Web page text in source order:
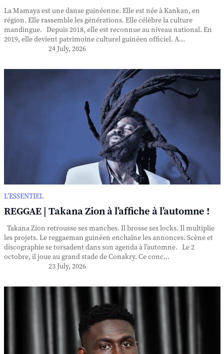
La Mamaya est une danse guinéenne. Elle est née à Kankan, en
région. Elle rassemble les générations. Elle célèbre la culture
mandingue. Depuis 2018, elle est reconnue au niveau national. En
2019, elle devient patrimoine culturel guinéen officiel. A...
24 July, 2026
L’ESSENTIEL
REGGAE | Takana Zion à l’affiche à l’automne !
Takana Zion retrousse ses manches. Il brosse ses locks. Il multiplie
les projets. Le reggaeman guinéen enchaîne les annonces. Scène et
discographie se torsadent dans son agenda à l’automne. Le 2
octobre, il joue au grand stade de Conakry. Ce conc...
23 July, 2026